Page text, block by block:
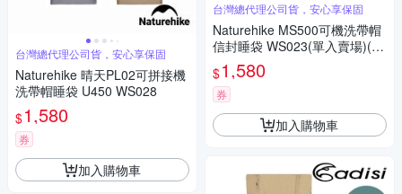
台灣總代理公司貨，安心享保固
Naturehike 晴天PL02可拼接機
洗帶帽睡袋 U450 WS028
$1,580
券
加入購物車
台灣總代理公司貨，安心享保固
Naturehike MS500可機洗帶帽
信封睡袋 WS023(單入賣場)(如
需拼接請2色各下單1)
$1,580
券
加入購物車